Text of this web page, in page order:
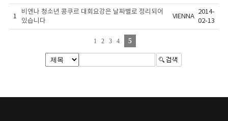
1
비엔나 청소년 콩쿠르 대회요강은 날짜별로 정리되어
있습니다
VIENNA
2014-
02-13
1 2 3 4 5